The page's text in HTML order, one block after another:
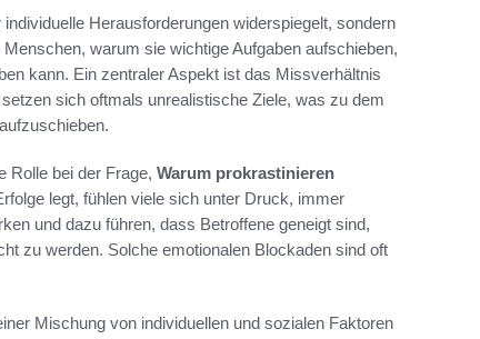
Herausforderungen widerspiegelt, sondern
warum sie wichtige Aufgaben aufschieben,
kann. Ein zentraler Aspekt ist das Missverhältnis
sich oftmals unrealistische Ziele, was zu dem
Rolle bei der Frage, Warum prokrastinieren
legt, fühlen viele sich unter Druck, immer
und dazu führen, dass Betroffene geneigt sind,
zu werden. Solche emotionalen Blockaden sind oft
Mischung von individuellen und sozialen Faktoren